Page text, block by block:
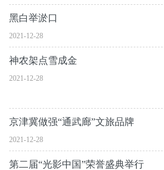
黑白举淤口
2021-12-28
神农架点雪成金
2021-12-28
京津冀做强“通武廊”文旅品牌
2021-12-28
第二届“光影中国”荣誉盛典举行